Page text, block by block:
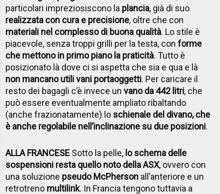
particolari impreziosiscono la plancia, già di suo
realizzata con cura e precisione, oltre che con
materiali nel complesso di buona qualità. Lo stile è
piacevole, senza troppi grilli per la testa, conforme
che mettono in primo piano la praticità. Tutto è
posizionato là dove ci si aspetta che sia e qua e là
non mancano utili vani portaoggetti. Per caricare il
resto dei bagagli c’è invece unvano da 442 litri, che
può essere eventualmente ampliato ribaltando
(anche frazionatamente) lo schienale del divano, che
è anche regolabile nell’inclinazione su due posizioni.
ALLA FRANCESE Sotto la pelle, lo schema delle
sospensioni resta quello noto della ASX, ovvero con
una soluzione pseudo McPherson all’anteriore e un
retrotreno multilink. In Francia tengono tuttavia a